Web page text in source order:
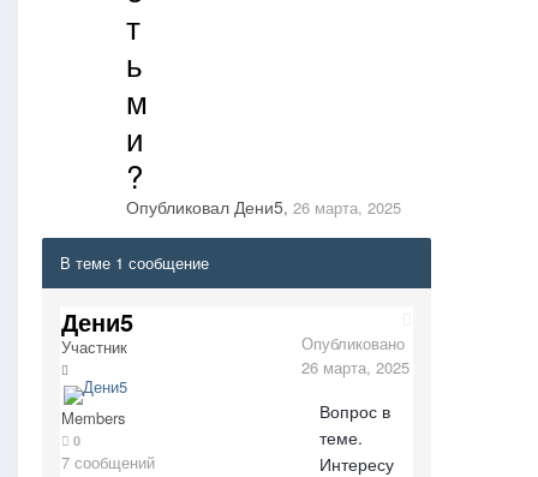
т
ь
м
и
?
Опубликовал Дени5, 26 марта, 2025
В теме 1 сообщение
Дени5
Участник
Members
0
7 сообщений
Опубликовано
26 марта, 2025
Вопрос в
теме.
Интересу